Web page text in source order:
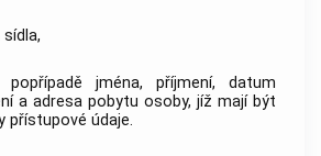
popřípadě jména, příjmení, datum
a adresa pobytu osoby, jíž mají být
přístupové údaje.